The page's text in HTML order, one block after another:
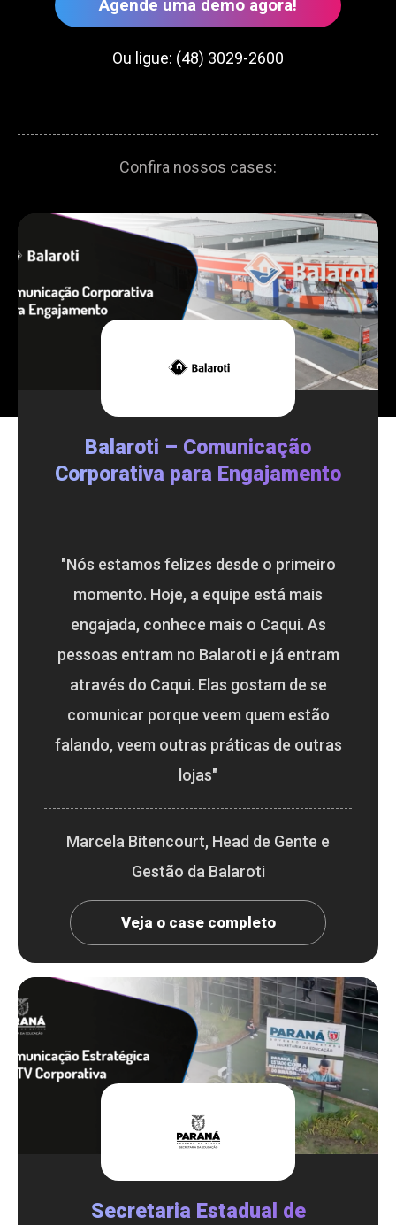
Agende uma demo agora!
Ou ligue: (48) 3029-2600
Confira nossos cases:
Balaroti – Comunicação
Corporativa para Engajamento
"Nós estamos felizes desde o primeiro
momento. Hoje, a equipe está mais
engajada, conhece mais o Caqui. As
pessoas entram no Balaroti e já entram
através do Caqui. Elas gostam de se
comunicar porque veem quem estão
falando, veem outras práticas de outras
lojas"
Marcela Bitencourt, Head de Gente e
Gestão da Balaroti
Veja o case completo
Secretaria Estadual de